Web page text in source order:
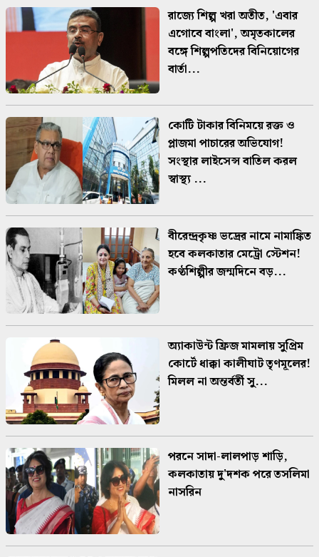
রাজ্যে শিল্প খরা অতীত, 'এবার
এগোবে বাংলা', অমৃতকালের
বঙ্গে শিল্পপতিদের বিনিয়োগের
বার্তা...
কোটি টাকার বিনিময়ে রক্ত ও
প্লাজমা পাচারের অভিযোগ!
সংস্থার লাইসেন্স বাতিল করল
স্বাস্থ্য ...
বীরেন্দ্রকৃষ্ণ ভদ্রের নামে নামাঙ্কিত
হবে কলকাতার মেট্রো স্টেশন!
কণ্ঠশিল্পীর জন্মদিনে বড়...
অ্যাকাউন্ট ফ্রিজ মামলায় সুপ্রিম
কোর্টে ধাক্কা কালীঘাট তৃণমূলের!
মিলল না অন্তর্বর্তী সু...
পরনে সাদা-লালপাড় শাড়ি,
কলকাতায় দু'দশক পরে তসলিমা
নাসরিন